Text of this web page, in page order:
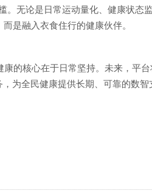
。无论是日常运动量化、健康状态
是融入衣食住行的健康伙伴。
的核心在于日常坚持。未来，平
为全民健康提供长期、可靠的数